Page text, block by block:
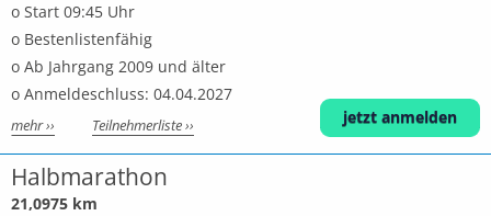
o Start 09:45 Uhr
o Bestenlistenfähig
o Ab Jahrgang 2009 und älter
o Anmeldeschluss: 04.04.2027
mehr ›› Teilnehmerliste ›› jetzt anmelden
Halbmarathon
21,0975 km